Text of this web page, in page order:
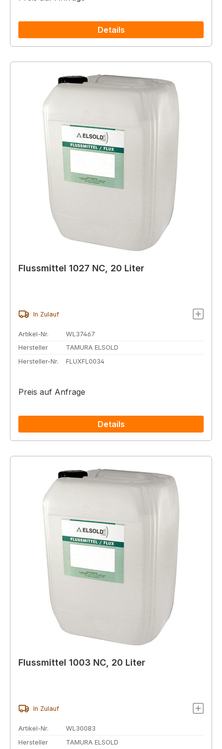
Details
Flussmittel 1027 NC, 20 Liter
In Zulauf
Artikel-Nr.
WL37467
Hersteller
TAMURA ELSOLD
Hersteller-Nr.
FLUXFL0034
Preis auf Anfrage
Details
Flussmittel 1003 NC, 20 Liter
In Zulauf
Artikel-Nr.
WL30083
Hersteller
TAMURA ELSOLD